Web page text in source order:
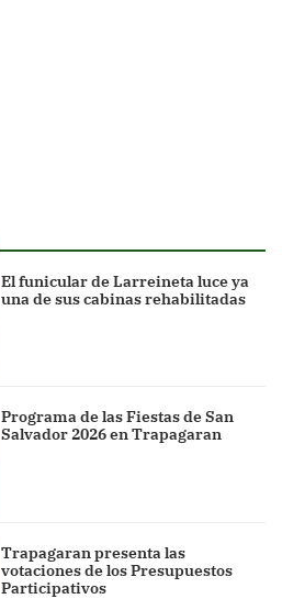
El funicular de Larreineta luce ya
una de sus cabinas rehabilitadas
Programa de las Fiestas de San
Salvador 2026 en Trapagaran
Trapagaran presenta las
votaciones de los Presupuestos
Participativos